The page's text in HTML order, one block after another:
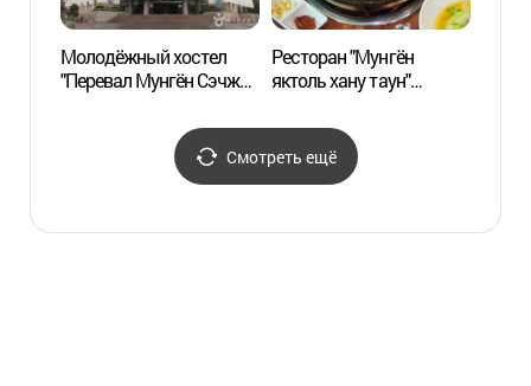
Молодёжный хостел
"Перевал Мунгён Сэчже"
Ресторан "Мунгён
яктоль хану таун"
Смотреть ещё